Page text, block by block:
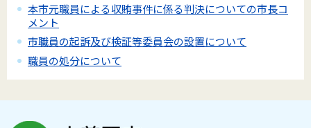
本市元職員による収賄事件に係る判決についての市長コ
メント
市職員の起訴及び検証等委員会の設置について
職員の処分について